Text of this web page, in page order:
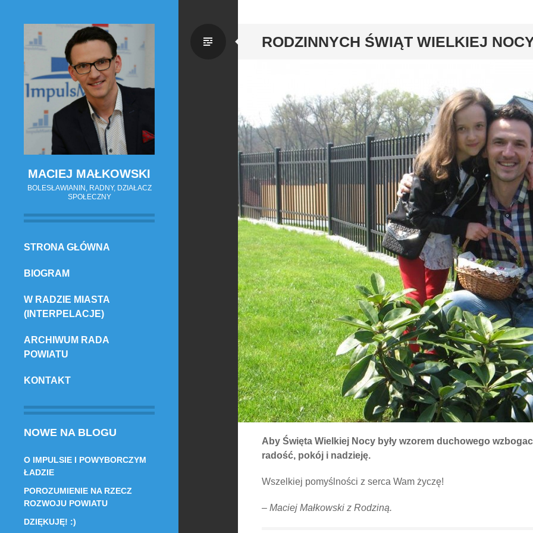
MACIEJ MAŁKOWSKI
BOLESŁAWIANIN, RADNY, DZIAŁACZ
SPOŁECZNY
PRZESKOCZ
TREŚCI
STRONA GŁÓWNA
BIOGRAM
W RADZIE MIASTA
(INTERPELACJE)
ARCHIWUM RADA
POWIATU
KONTAKT
NOWE NA BLOGU
O IMPULSIE I POWYBORCZYM
ŁADZIE
POROZUMIENIE NA RZECZ
ROZWOJU POWIATU
DZIĘKUJĘ! :)
RODZINNYCH ŚWIĄT WIELKIEJ
Zwykły
Aby Święta Wielkiej Nocy były wzorem duchowego
radość, pokój i nadzieję.
Wszelkiej pomyślności z serca Wam życzę!
– Maciej Małkowski z Rodziną.